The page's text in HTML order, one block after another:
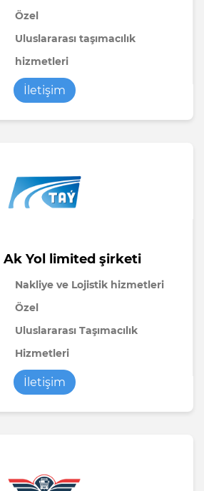
Özel
Uluslararası taşımacılık
hizmetleri
İletişim
Ak Yol limited şirketi
Nakliye ve Lojistik hizmetleri
Özel
Uluslararası Taşımacılık
Hizmetleri
İletişim